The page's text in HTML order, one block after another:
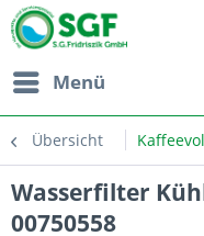
Menü
Übersicht
Wasserfilter
00750558